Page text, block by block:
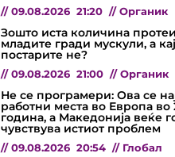
// 09.08.2026 21:20 // Органик
Зошто иста количина
младите гради мускули, а кај
постарите не?
// 09.08.2026 21:00 // Органик
Не се програмери: Ова се
работни места во Европа во
година, а Македонија веќе
чувствува истиот проблем
// 09.08.2026 20:54 // Глобал